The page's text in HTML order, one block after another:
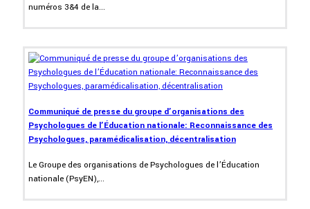
numéros 3&4 de la...
Communiqué de presse du groupe d’organisations des
Psychologues de l’Éducation nationale: Reconnaissance des
Psychologues, paramédicalisation, décentralisation
Le Groupe des organisations de Psychologues de l’Éducation
nationale (PsyEN),...